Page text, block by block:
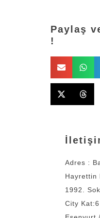
Paylaş
!
Adres :
Hayrettin
1992.
City